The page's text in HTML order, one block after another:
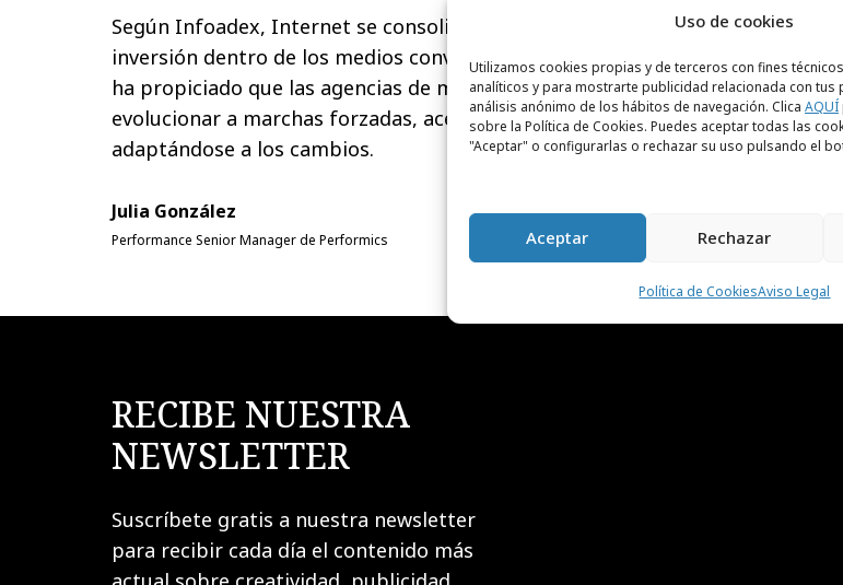
Uso de cookies
Utilizamos cookies propias y de terceros con fines
analíticos y para mostrarte publicidad relacionada con tus
análisis anónimo de los hábitos de navegación. Clica AQUÍ
sobre la Política de Cookies. Puedes aceptar todas las
"Aceptar" o configurarlas o rechazar su uso pulsando el
Aceptar Rechazar
Política de CookiesAviso Legal
Según Infoadex, Internet se consolida como el segundo medio por volumen de
inversión dentro de los medios convencionales. El protagonismo absoluto de
ha propiciado que las agencias de medios y los anunciantes hayan tenido que
evolucionar a marchas forzadas, acelerando en los procesos de aprendizaje y
adaptándose a los cambios.
Julia González
Performance Senior Manager de Performics
RECIBE NUESTRA
NEWSLETTER
Suscríbete gratis a nuestra newsletter
para recibir cada día el contenido más